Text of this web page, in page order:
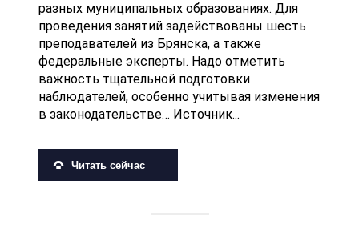
разных муниципальных образованиях. Для
проведения занятий задействованы шесть
преподавателей из Брянска, а также
федеральные эксперты. Надо отметить
важность тщательной подготовки
наблюдателей, особенно учитывая изменения
в законодательстве… Источник...
Читать сейчас